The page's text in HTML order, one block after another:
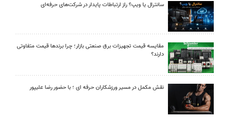
سانترال یا ویپ؟ راز ارتباطات پایدار در شرکت‌های حرفه‌ای
مقایسه قیمت تجهیزات برق صنعتی بازار؛ چرا برندها قیمت متفاوتی
دارند؟
نقش مکمل در مسیر ورزشکاران حرفه ای ؛ با حضور رضا علیپور